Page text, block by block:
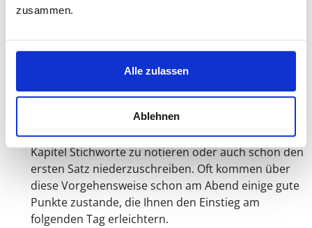
zusammen.
Alle zulassen
Ablehnen
Fangen Sie mittendrin an, wenn Ihnen der Anfang
nachdem Sie das Fazit formuliert haben.
Beenden Sie den Arbeitstag damit, sich für den
kommenden Abschnitt oder das anstehende
Kapitel Stichworte zu notieren oder auch schon den
ersten Satz niederzuschreiben. Oft kommen über
diese Vorgehensweise schon am Abend einige gute
Punkte zustande, die Ihnen den Einstieg am
folgenden Tag erleichtern.